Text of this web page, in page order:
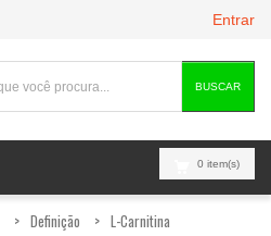
Entrar
BUSCAR
0 item(s)
Definição L-Carnitina